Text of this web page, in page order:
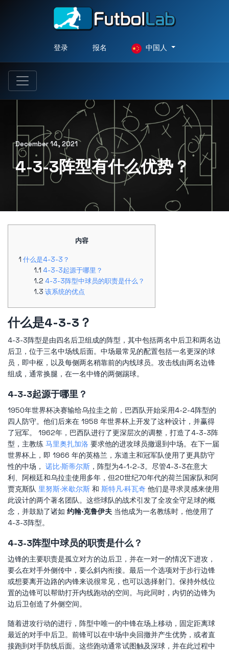
登录 报名 中国人
December 14, 2021
4-3-3阵型有什么优势？
内容
什么是4-3-3？
4-3-3起源于哪里？
4-3-3阵型中球员的职责是什么？
该系统的优点
什么是4-3-3？
4-3-3阵型是由四名后卫组成的阵型，其中包括两名中后卫和两名边
后卫，位于三名中场线后面。中场最常见的配置包括一名更深的球
员，即中枢，以及每侧两名稍靠前的内线球员。攻击线由两名边锋
组成，通常换腿，在一名中锋的两侧踢球。
4-3-3起源于哪里？
1950年世界杯决赛输给乌拉圭之前，巴西队开始采用4-2-4阵型的
四人防守。他们后来在 1958 年世界杯上开发了这种设计，并赢得
了冠军。 1962年，巴西队进行了更深层次的调整，打造了4-3-3阵
型，主教练 马里奥扎加洛 要求他的进攻球员撤退到中场。在下一届
世界杯上，即 1966 年的英格兰，东道主和冠军队使用了更具防守
性的中场， 诺比·斯蒂尔斯 ，阵型为4-1-2-3。尽管4-3-3在意大
利、阿根廷和乌拉圭使用多年，但20世纪70年代的荷兰国家队和阿
贾克斯队 里努斯·米歇尔斯 和 斯特凡·科瓦奇 他们是寻求灵感来使用
此设计的两个著名团队。这些球队的战术引发了全攻全守足球的概
念，并鼓励了诸如 约翰·克鲁伊夫 当他成为一名教练时，他使用了
4-3-3阵型。
4-3-3阵型中球员的职责是什么？
边锋的主要职责是孤立对方的边后卫，并在一对一的情况下进攻，
要么在对手外侧传中，要么斜内衔接。最后一个选项对于步行边锋
或想要离开边路的内锋来说很常见，也可以选择射门。保持外线位
置的边锋可以帮助打开内线跑动的空间。与此同时，内切的边锋为
边后卫创造了外侧空间。
随着进攻行动的进行，阵型中唯一的中锋在场上移动，固定距离球
最近的对手中后卫。前锋可以在中场中央回撤并产生优势，或者直
接跑到对手防线后面。这些跑动通常试图触及深球，并在此过程中